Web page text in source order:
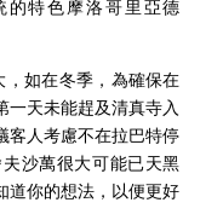
的特色摩洛哥里亞德
如在冬季，為確保在
一天未能趕及清真寺入
客人考慮不在拉巴特停
沙萬很大可能已天黑
道你的想法，以便更好